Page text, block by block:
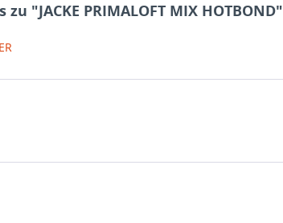
"JACKE PRIMALOFT MIX HOTBOND"